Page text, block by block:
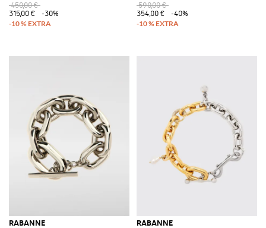
450,00 €
315,00 €
-30%
590,00 €
354,00 €
-40%
RABANNE RABANNE